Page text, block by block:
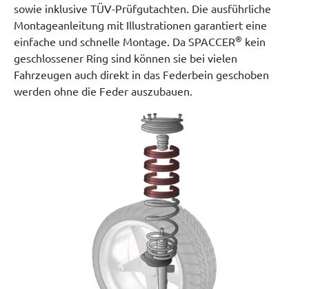
sowie inklusive TÜV-Prüfgutachten. Die ausführliche
Montageanleitung mit Illustrationen garantiert eine
einfache und schnelle Montage. Da SPACCER® kein
geschlossener Ring sind können sie bei vielen
Fahrzeugen auch direkt in das Federbein geschoben
werden ohne die Feder auszubauen.